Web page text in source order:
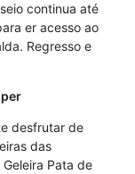
continua até
er acesso ao
Regresso e
desfrutar de
das
Pata de